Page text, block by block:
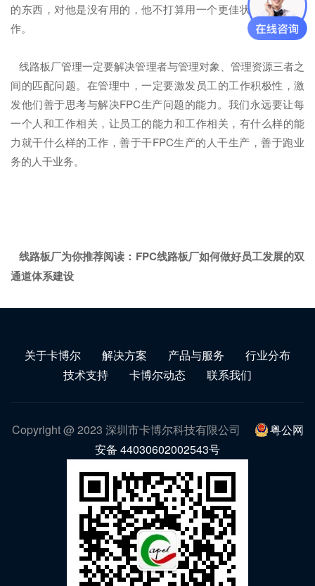
的东西，对他是没有用的，他不打算用一个更佳状态在这里工
作。
线路板厂管理一定要解决管理者与管理对象、管理资源三者之
间的匹配问题。在管理中，一定要激发员工的工作积极性，激
发他们善于思考与解决FPC生产问题的能力。我们永远要让每
一个人和工作相关，让员工的能力和工作相关，有什么样的能
力就干什么样的工作，善于干FPC生产的人干生产，善于跑业
务的人干业务。
线路板厂为你推荐阅读： FPC线路板厂如何做好员工发展的双
通道体系建设
关于卡博尔 解决方案 产品与服务
行业分布
技术支持
卡博尔动态 联系我们
Copyright @ 2023 深圳市卡博尔科技有限公司
粤公网
安备 44030602002543号